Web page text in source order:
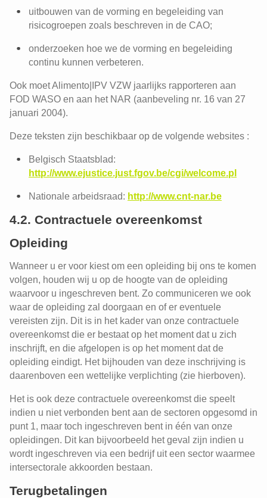
uitbouwen van de vorming en begeleiding van
risicogroepen zoals beschreven in de CAO;
onderzoeken hoe we de vorming en begeleiding
continu kunnen verbeteren.
Ook moet Alimento|IPV VZW jaarlijks rapporteren aan
FOD WASO en aan het NAR (aanbeveling nr. 16 van 27
januari 2004).
Deze teksten zijn beschikbaar op de volgende websites :
Belgisch Staatsblad:
http://www.ejustice.just.fgov.be/cgi/welcome.pl
Nationale arbeidsraad: http://www.cnt-nar.be
4.2. Contractuele overeenkomst
Opleiding
Wanneer u er voor kiest om een opleiding bij ons te komen
volgen, houden wij u op de hoogte van de opleiding
waarvoor u ingeschreven bent. Zo communiceren we ook
waar de opleiding zal doorgaan en of er eventuele
vereisten zijn. Dit is in het kader van onze contractuele
overeenkomst die er bestaat op het moment dat u zich
inschrijft, en die afgelopen is op het moment dat de
opleiding eindigt. Het bijhouden van deze inschrijving is
daarenboven een wettelijke verplichting (zie hierboven).
Het is ook deze contractuele overeenkomst die speelt
indien u niet verbonden bent aan de sectoren opgesomd in
punt 1, maar toch ingeschreven bent in één van onze
opleidingen. Dit kan bijvoorbeeld het geval zijn indien u
wordt ingeschreven via een bedrijf uit een sector waarmee
intersectorale akkoorden bestaan.
Terugbetalingen